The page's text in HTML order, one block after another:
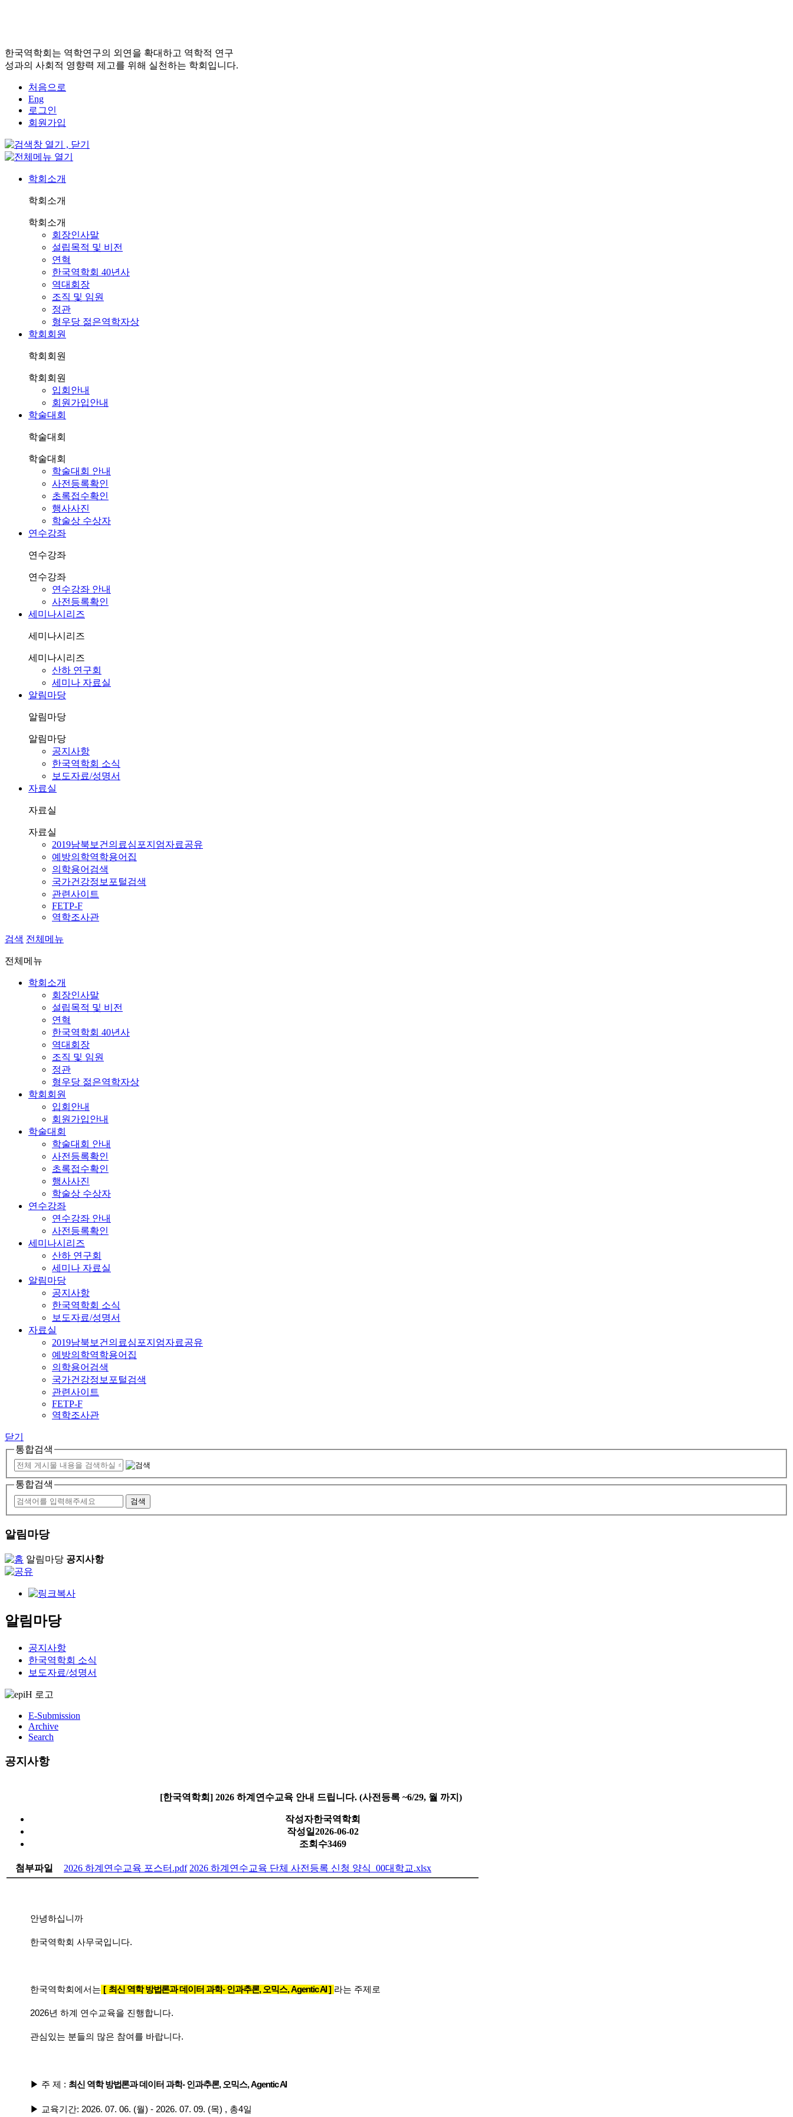
한국역학회는 역학연구의 외연을 확대하고 역학적 연구
성과의 사회적 영향력 제고를 위해 실천하는 학회입니다.
처음으로
Eng
로그인
회원가입
학회소개
학회소개
학회소개
회장인사말
설립목적 및 비전
연혁
한국역학회 40년사
역대회장
조직 및 임원
정관
형우당 젊은역학자상
학회회원
학회회원
학회회원
입회안내
회원가입안내
학술대회
학술대회
학술대회
학술대회 안내
사전등록확인
초록접수확인
행사사진
학술상 수상자
연수강좌
연수강좌
연수강좌
연수강좌 안내
사전등록확인
세미나시리즈
세미나시리즈
세미나시리즈
산하 연구회
세미나 자료실
알림마당
알림마당
알림마당
공지사항
한국역학회 소식
보도자료/성명서
자료실
자료실
자료실
2019남북보건의료심포지엄자료공유
예방의학역학용어집
의학용어검색
국가건강정보포털검색
관련사이트
FETP-F
역학조사관
검색 전체메뉴
전체메뉴
학회소개
회장인사말
설립목적 및 비전
연혁
한국역학회 40년사
역대회장
조직 및 임원
정관
형우당 젊은역학자상
학회회원
입회안내
회원가입안내
학술대회
학술대회 안내
사전등록확인
초록접수확인
행사사진
학술상 수상자
연수강좌
연수강좌 안내
사전등록확인
세미나시리즈
산하 연구회
세미나 자료실
알림마당
공지사항
한국역학회 소식
보도자료/성명서
자료실
2019남북보건의료심포지엄자료공유
예방의학역학용어집
의학용어검색
국가건강정보포털검색
관련사이트
FETP-F
역학조사관
닫기
통합검색
통합검색
알림마당
알림마당 공지사항
알림마당
공지사항
한국역학회 소식
보도자료/성명서
E-Submission
Archive
Search
공지사항
[한국역학회] 2026 하계연수교육 안내 드립니다. (사전등록 ~6/29, 월 까지)
작성자한국역학회
작성일2026-06-02
조회수3469
첨부파일 2026 하계연수교육 포스터.pdf 2026 하계연수교육 단체 사전등록 신청 양식_00대학교.xlsx
안녕하십니까
한국역학회 사무국입니다.
한국역학회에서는 [ 최신 역학 방법론과 데이터 과학-인과추론, 오믹스, Agentic AI] 라는 주제로
2026년 하계 연수교육을 진행합니다.
관심있는 분들의 많은 참여를 바랍니다.
▶ 주 제 : 최신 역학 방법론과 데이터 과학-인과추론, 오믹스, Agentic AI
▶ 교육기간: 2026. 07. 06. (월) - 2026. 07. 09. (목) , 총4일